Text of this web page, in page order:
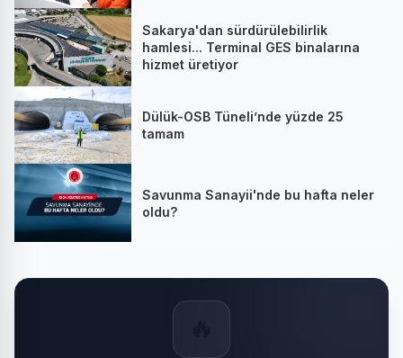
Sakarya'dan sürdürülebilirlik
hamlesi... Terminal GES binalarına
hizmet üretiyor
Dülük-OSB Tüneli’nde yüzde 25
tamam
Savunma Sanayii'nde bu hafta neler
oldu?